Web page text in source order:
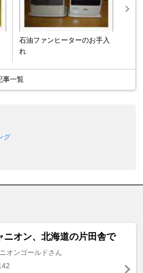
石油ファンヒーターのお手入
れ
事一覧
グ
ニオン、北海道の片田舎で
オンゴールドさん